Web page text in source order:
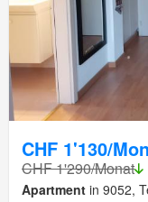
CHF 1'130/
CHF 1'290/Monat
Apartment in 9052,